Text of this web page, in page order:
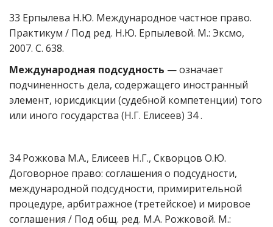
33 Ерпылева Н.Ю. Международное частное право.
Практикум / Под ред. Н.Ю. Ерпылевой. М.: Эксмо,
2007. С. 638.
Международная подсудность — означает
подчиненность дела, содержащего иностранный
элемент, юрисдикции (судебной компетенции) того
или иного государства (Н.Г. Елисеев) 34 .
34 Рожкова М.А., Елисеев Н.Г., Скворцов О.Ю.
Договорное право: соглашения о подсудности,
международной подсудности, примирительной
процедуре, арбитражное (третейское) и мировое
соглашения / Под общ. ред. М.А. Рожковой. М.: